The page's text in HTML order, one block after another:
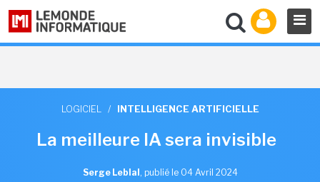
LOGICIEL / INTELLIGENCE ARTIFICIELLE
La meilleure IA sera invisible
Serge Leblal , publié le 04 Avril 2024